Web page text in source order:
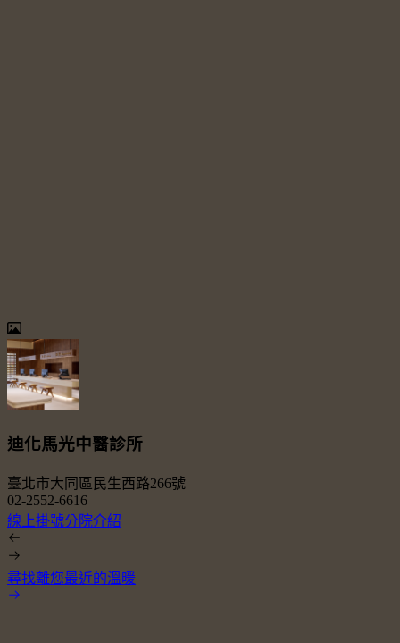
迪化馬光中醫診所
臺北市大同區民生西路266號
02-2552-6616
線上掛號分院介紹
尋找離您最近的溫暖